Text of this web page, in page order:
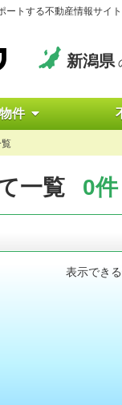
トする不動産情報サイト
新潟県
件
一覧 0件
表示でき